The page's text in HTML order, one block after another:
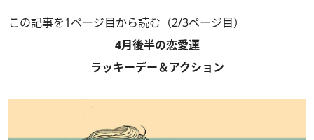
この記事を1ページ目から読む（2/3ページ目）
4月後半の恋愛運
ラッキーデー＆アクション